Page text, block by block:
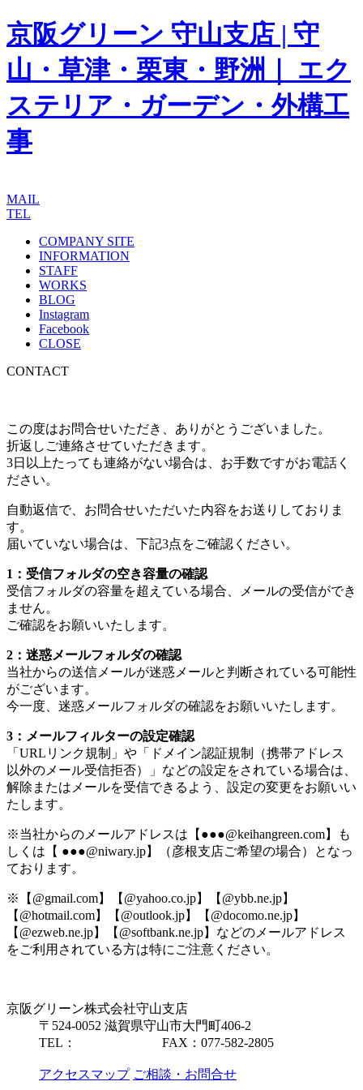
京阪グリーン 守山支店 | 守
山・草津・栗東・野洲｜ エク
ステリア・ガーデン・外構工
事
MAIL
TEL
COMPANY SITE
INFORMATION
STAFF
WORKS
BLOG
Instagram
Facebook
CLOSE
CONTACT
この度はお問合せいただき、ありがとうございました。
折返しご連絡させていただきます。
3日以上たっても連絡がない場合は、お手数ですがお電話く
ださい。
自動返信で、お問合せいただいた内容をお送りしておりま
す。
届いていない場合は、下記3点をご確認ください。
1：受信フォルダの空き容量の確認
受信フォルダの容量を超えている場合、メールの受信ができ
ません。
ご確認をお願いいたします。
2：迷惑メールフォルダの確認
当社からの送信メールが迷惑メールと判断されている可能性
がございます。
今一度、迷惑メールフォルダの確認をお願いいたします。
3：メールフィルターの設定確認
「URLリンク規制」や「ドメイン認証規制（携帯アドレス
以外のメール受信拒否）」などの設定をされている場合は、
解除またはメールを受信できるよう、設定の変更をお願いい
たします。
※当社からのメールアドレスは【●●●@keihangreen.com】も
しくは【 ●●●@niwary.jp】（彦根支店ご希望の場合）となっ
ております。
※【@gmail.com】【@yahoo.co.jp】【@ybb.ne.jp】
【@hotmail.com】【@outlook.jp】【@docomo.ne.jp】
【@ezweb.ne.jp】【@softbank.ne.jp】などのメールアドレス
をご利用されている方は特にご注意ください。
京阪グリーン株式会社守山支店
〒524-0052 滋賀県守山市大門町406-2
TEL：
FAX：077-582-2805
アクセスマップ ご相談・お問合せ